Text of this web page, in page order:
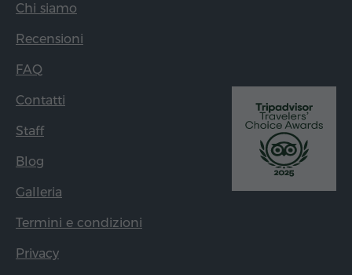
Chi siamo
Recensioni
FAQ
Contatti
Staff
Blog
Galleria
Termini e condizioni
Privacy